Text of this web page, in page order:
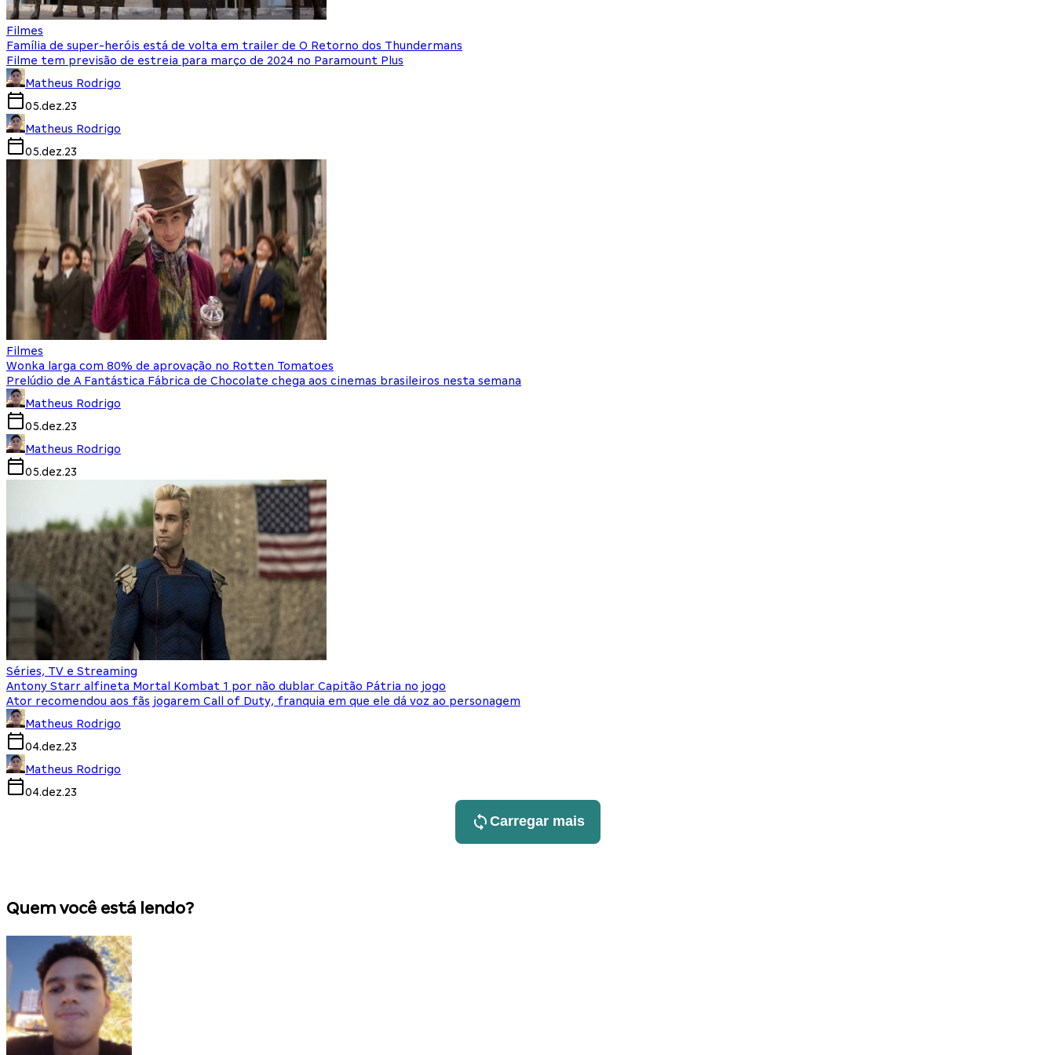
Filmes
Família de super-heróis está de volta em trailer de O Retorno dos Thundermans
Filme tem previsão de estreia para março de 2024 no Paramount Plus
Matheus Rodrigo
05.dez.23
Matheus Rodrigo
05.dez.23
Filmes
Wonka larga com 80% de aprovação no Rotten Tomatoes
Prelúdio de A Fantástica Fábrica de Chocolate chega aos cinemas brasileiros nesta semana
Matheus Rodrigo
05.dez.23
Matheus Rodrigo
05.dez.23
Séries, TV e Streaming
Antony Starr alfineta Mortal Kombat 1 por não dublar Capitão Pátria no jogo
Ator recomendou aos fãs jogarem Call of Duty, franquia em que ele dá voz ao personagem
Matheus Rodrigo
04.dez.23
Matheus Rodrigo
04.dez.23
Carregar mais
Quem você está lendo?